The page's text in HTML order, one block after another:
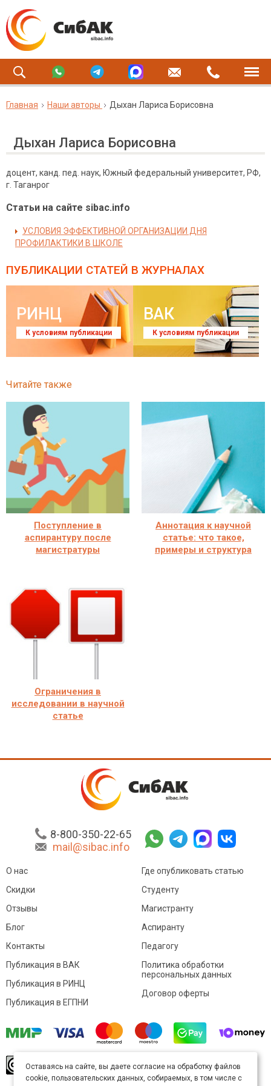
Главная Наши авторы Дыхан Лариса Борисовна
Дыхан Лариса Борисовна
доцент, канд. пед. наук, Южный федеральный университет, РФ,
г. Таганрог
Статьи на сайте sibac.info
УСЛОВИЯ ЭФФЕКТИВНОЙ ОРГАНИЗАЦИИ ДНЯ
ПРОФИЛАКТИКИ В ШКОЛЕ
ПУБЛИКАЦИИ СТАТЕЙ В ЖУРНАЛАХ
РИНЦ
К условиям публикации
ВАК
К условиям публикации
Читайте также
Поступление в
аспирантуру после
магистратуры
Аннотация к научной
статье: что такое,
примеры и структура
Ограничения в
исследовании в научной
статье
8-800-350-22-65
mail@sibac.info
О нас
Скидки
Отзывы
Блог
Контакты
Где опубликовать статью
Студенту
Магистранту
Аспиранту
Педагогу
Публикация в ВАК
Публикация в РИНЦ
Публикация в ЕГПНИ
Политика обработки
персональных данных
Договор оферты
произведение доступно полицензии Creative
Commons «Attribution» («Атрибуция») 4.0
Оставаясь на сайте, вы даете согласие на обработку файлов
cookie, пользовательских данных, собираемых, в том числе с